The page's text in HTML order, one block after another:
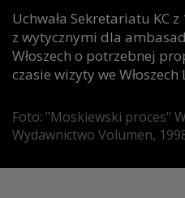
Uchwała Sekretariatu KC
z wytycznymi dla
Włoszech o potrzebnej
czasie wizyty we Włoszech
Foto: "Moskiewski proces"
Wydawnictwo Volumen,